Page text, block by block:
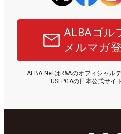
ALBAゴル
メルマガ
ALBA NetはR&Aのオフィシャル
USLPGAの日本公式サイ